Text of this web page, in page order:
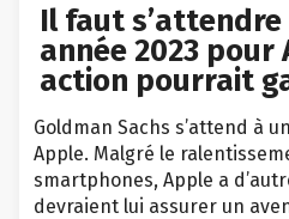
Il faut
année 2023 pour
action pourrait
Goldman Sachs s’attend à
Apple. Malgré le
smartphones, Apple a
devraient lui assurer un